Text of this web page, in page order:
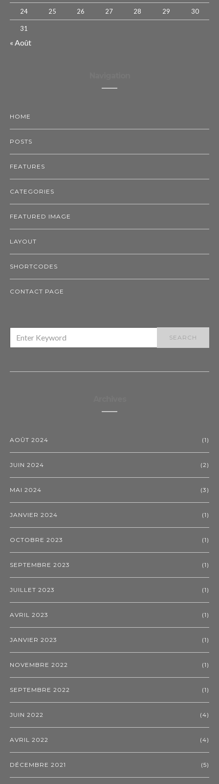
24 25 26 27 28 29 30
31
« Août
HOME
POSTS
FEATURES
CATEGORIES
FEATURED IMAGE
LAYOUT
SHORTCODES
CONTACT PAGE
FOR:
SEARCH
AOÛT 2024 (1)
JUIN 2024 (2)
MAI 2024 (3)
JANVIER 2024 (1)
OCTOBRE 2023 (1)
SEPTEMBRE 2023 (1)
JUILLET 2023 (1)
AVRIL 2023 (1)
JANVIER 2023 (1)
NOVEMBRE 2022 (1)
SEPTEMBRE 2022 (1)
JUIN 2022 (4)
AVRIL 2022 (4)
DÉCEMBRE 2021 (5)